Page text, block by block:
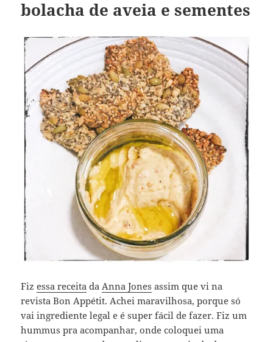
bolacha de aveia e sementes
Fizessa receita daAnna Jones assim que vi na
revista Bon Appétit. Achei maravilhosa, porque só
vai ingrediente legal e é super fácil de fazer. Fiz um
hummus pra acompanhar, onde coloquei uma